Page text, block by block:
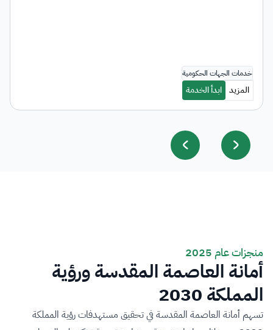
منجزات عام 2025
أمانة العاصمة المقدسة ورؤية
المملكة 2030
تسهم أمانة العاصمة المقدسة في تحقيق مستهدفات رؤية المملكة